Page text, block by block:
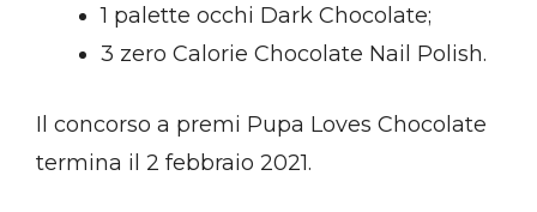
1 palette occhi Dark Chocolate;
3 zero Calorie Chocolate Nail Polish.
Il concorso a premi Pupa Loves Chocolate
termina il 2 febbraio 2021.